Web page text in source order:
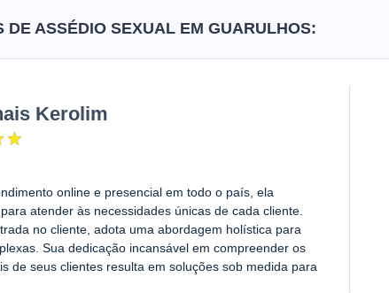
DE ASSÉDIO SEXUAL EM GUARULHOS:
Kerolim
online e presencial em todo o país, ela
atender às necessidades únicas de cada cliente.
no cliente, adota uma abordagem holística para
Sua dedicação incansável em compreender os
de seus clientes resulta em soluções sob medida para